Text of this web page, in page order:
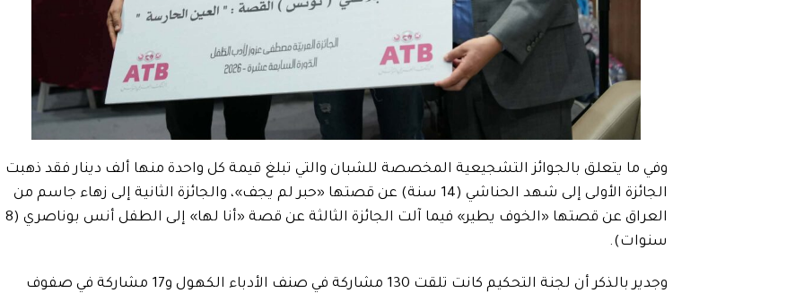
وفي ما يتعلق بالجوائز التشجيعية المخصصة للشبان والتي تبلغ قيمة كل واحدة منها ألف دينار فقد ذهبت
الجائزة الأولى إلى شهد الحناشي (14 سنة) عن قصتها «حبر لم يجف»، والجائزة الثانية إلى زهاء جاسم من
العراق عن قصتها «الخوف يطير» فيما آلت الجائزة الثالثة عن قصة «أنا لها» إلى الطفل أنس بوناصري (8
سنوات).
وجدير بالذكر أن لجنة التحكيم كانت تلقت 130 مشاركة في صنف الأدباء الكهول و17 مشاركة في صفوف